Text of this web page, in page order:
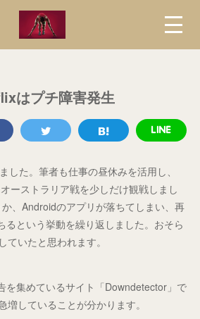
はプチ障害発生
した。筆者も仕事の昼休みを活用し、
ーストラリア戦を少しだけ観戦しまし
、Androidのアプリが落ちてしまい、再
るという挙動を繰り返しました。おそら
ていたと思われます。
を集めているサイト「Downdetector」で
増していることが分かります。